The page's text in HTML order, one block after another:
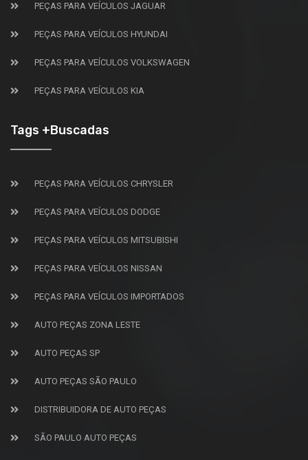
PEÇAS PARA VEÍCULOS JAGUAR
PEÇAS PARA VEÍCULOS HYUNDAI
PEÇAS PARA VEÍCULOS VOLKSWAGEN
PEÇAS PARA VEÍCULOS KIA
Tags +Buscadas
PEÇAS PARA VEÍCULOS CHRYSLER
PEÇAS PARA VEÍCULOS DODGE
PEÇAS PARA VEÍCULOS MITSUBISHI
PEÇAS PARA VEÍCULOS NISSAN
PEÇAS PARA VEÍCULOS IMPORTADOS
AUTO PEÇAS ZONA LESTE
AUTO PEÇAS SP
AUTO PEÇAS SÃO PAULO
DISTRIBUIDORA DE AUTO PEÇAS
SÃO PAULO AUTO PEÇAS